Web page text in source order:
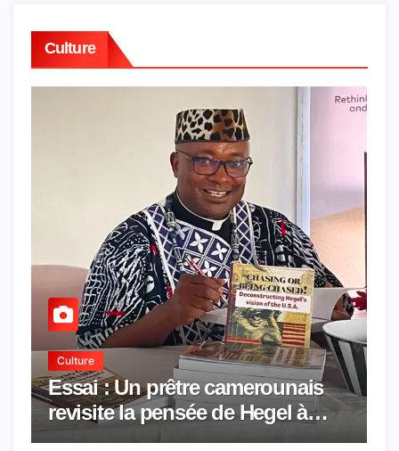
Culture
Culture
Essai : Un prêtre camerounais
revisite la pensée de Hegel à
travers le rêve américain